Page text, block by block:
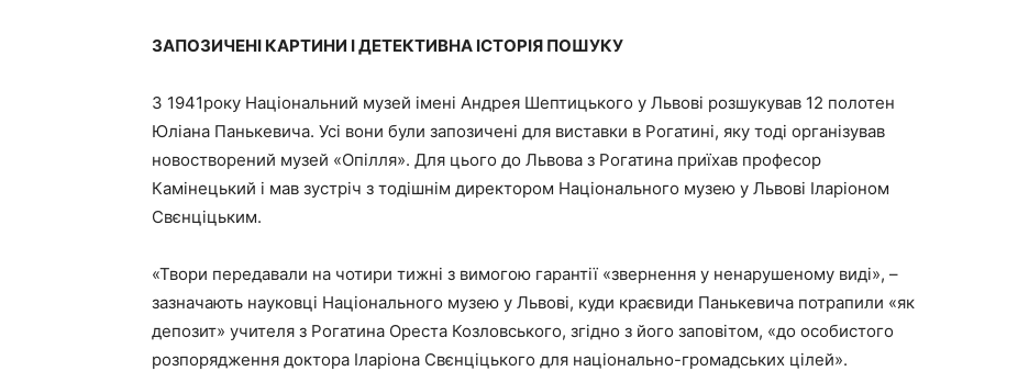
ЗАПОЗИЧЕНІ КАРТИНИ І ДЕТЕКТИВНА ІСТОРІЯ ПОШУКУ
З 1941року Національний музей імені Андрея Шептицького у Львові розшукував 12 полотен
Юліана Панькевича. Усі вони були запозичені для виставки в Рогатині, яку тоді організував
новостворений музей «Опілля». Для цього до Львова з Рогатина приїхав професор
Камінецький і мав зустріч з тодішнім директором Національного музею у Львові Іларіоном
Свєнціцьким.
«Твори передавали на чотири тижні з вимогою гарантії «звернення у ненарушеному виді», –
зазначають науковці Національного музею у Львові, куди краєвиди Панькевича потрапили «як
депозит» учителя з Рогатина Ореста Козловського, згідно з його заповітом, «до особистого
розпорядження доктора Іларіона Свєнціцького для національно-громадських цілей».